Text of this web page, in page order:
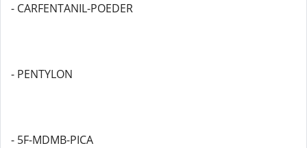
- CARFENTANIL-POEDER
- PENTYLON
- 5F-MDMB-PICA